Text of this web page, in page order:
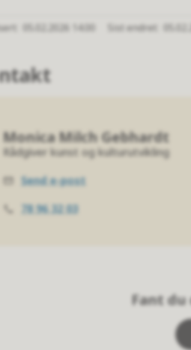
05.02.2026 14.00 Sist endret
Monica Milch Gebhardt
Rådgiver kunst og kulturutvikling
E-
post
Send e-post
Telefon
78 96 32 03
Fant